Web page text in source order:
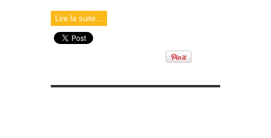
Lire la suite...